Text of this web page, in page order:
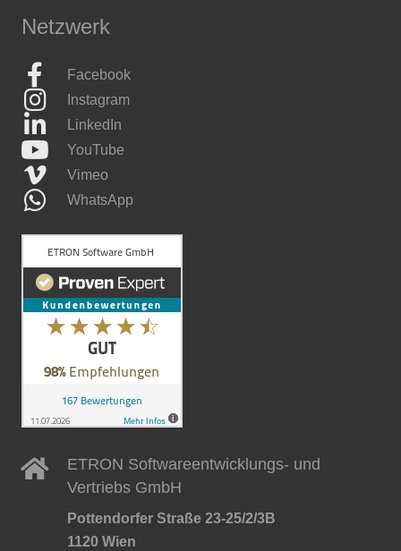
Netzwerk
Facebook
Instagram
LinkedIn
YouTube
Vimeo
WhatsApp
ETRON Softwareentwicklungs- und
Vertriebs GmbH
Pottendorfer Straße 23-25/2/3B
1120 Wien